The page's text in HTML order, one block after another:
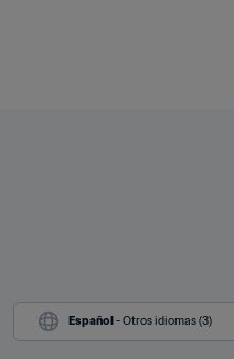
Español - Otros idiomas (3)